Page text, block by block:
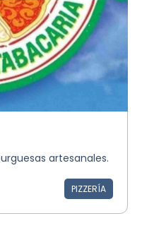
artesanales.
PIZZERÍA